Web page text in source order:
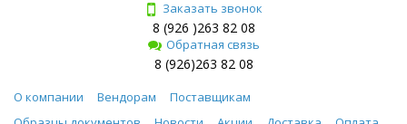
Заказать звонок
8 (926 )263 82 08
Обратная связь
8 (926)263 82 08
О компании Вендорам
Поставщикам